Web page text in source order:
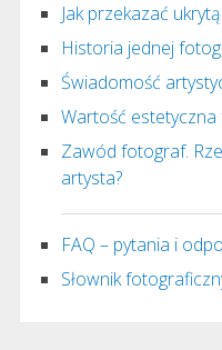
Jak przekazać
Historia jednej
Świadomość
Wartość
Zawód fotograf.
artysta?
FAQ – pytania i
Słownik